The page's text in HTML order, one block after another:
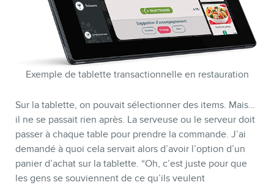
Exemple de tablette transactionnelle en restauration
Sur la tablette, on pouvait sélectionner des items. Mais…
il ne se passait rien après. La serveuse ou le serveur doit
passer à chaque table pour prendre la commande. J’ai
demandé à quoi cela servait alors d’avoir l’option d’un
panier d’achat sur la tablette. “Oh, c’est juste pour que
les gens se souviennent de ce qu’ils veulent